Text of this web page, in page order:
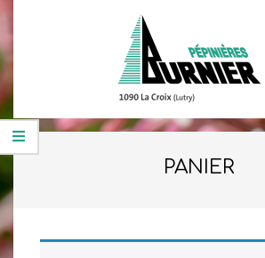
to
content
BURNIER
Primary
Navigation
Menu
PANIER